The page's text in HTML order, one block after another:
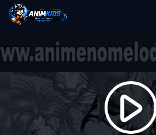
play_arrow